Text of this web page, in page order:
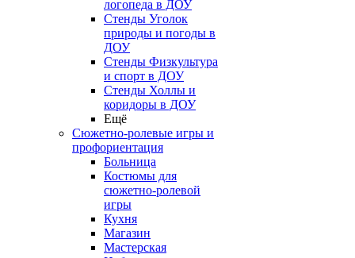
логопеда в ДОУ
Стенды Уголок
природы и погоды в
ДОУ
Стенды Физкультура
и спорт в ДОУ
Стенды Холлы и
коридоры в ДОУ
Ещё
Сюжетно-ролевые игры и
профориентация
Больница
Костюмы для
сюжетно-ролевой
игры
Кухня
Магазин
Мастерская